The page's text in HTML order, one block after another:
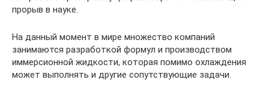
прорыв в науке.
На данный момент в мире множество компаний
занимаются разработкой формул и производством
иммерсионной жидкости, которая помимо охлаждения
может выполнять и другие сопутствующие задачи.